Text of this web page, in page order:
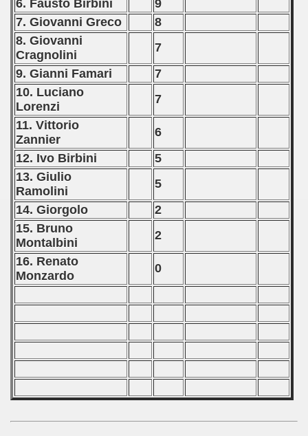
6. Fausto Birbini
9
7. Giovanni Greco
8
8. Giovanni
Cragnolini
7
9. Gianni Famari
7
10. Luciano
Lorenzi
7
11. Vittorio
Zannier
6
12. Ivo Birbini
5
13. Giulio
Ramolini
5
14. Giorgolo
2
15. Bruno
Montalbini
2
16. Renato
Monzardo
0